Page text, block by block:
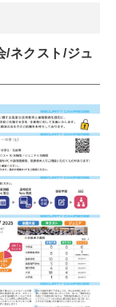
/ネクスト/ジュ